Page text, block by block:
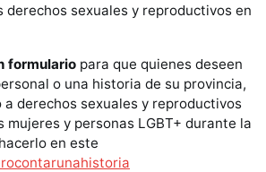
derechos sexuales y reproductivos en
formulario para que quienes deseen
o una historia de su provincia,
a derechos sexuales y reproductivos
mujeres y personas LGBT+ durante la
en este